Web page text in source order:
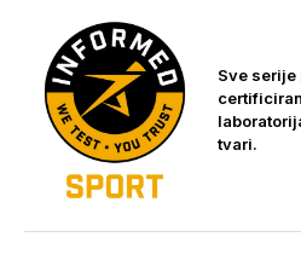
Sve serije
tvari.